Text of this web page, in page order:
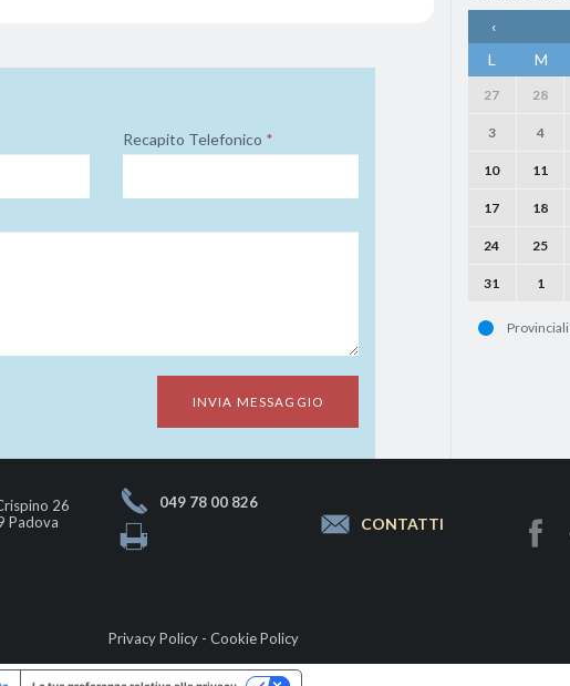
Recapito Telefonico *
‹
L
M
27 28
3 4
10 11
17 18
24 25
31 1
Provinciali
26
Padova
049 78 00 826
CONTATTI
Privacy Policy - Cookie Policy